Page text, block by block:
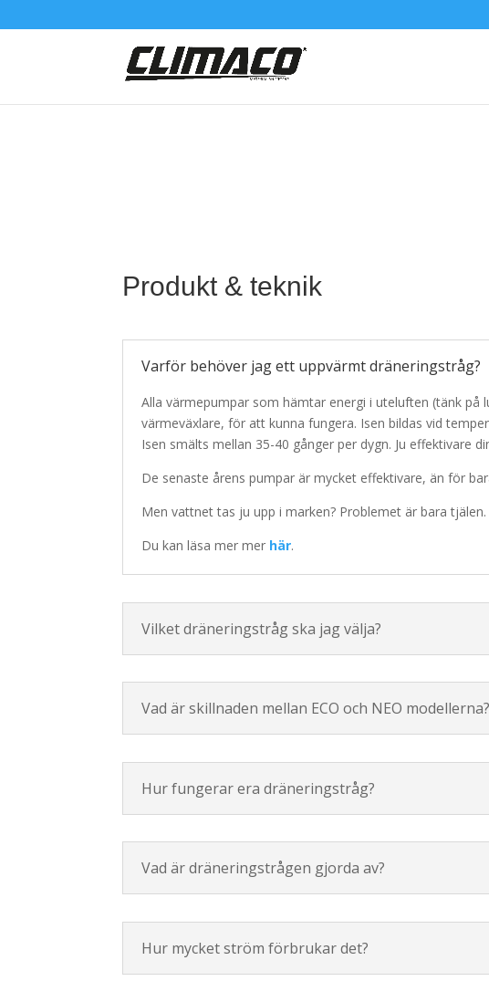
Produkt & teknik
Varför behöver jag ett uppvärmt dräneringstråg?
Alla värmepumpar som hämtar energi i uteluften (tänk
värmeväxlare, för att kunna fungera. Isen bildas vid
Isen smälts mellan 35-40 gånger per dygn. Ju effektivare
De senaste årens pumpar är mycket effektivare, än för
Men vattnet tas ju upp i marken? Problemet är bara
Du kan läsa mer mer här.
Vilket dräneringstråg ska jag välja?
Vad är skillnaden mellan ECO och NEO modellerna?
Hur fungerar era dräneringstråg?
Vad är dräneringstrågen gjorda av?
Hur mycket ström förbrukar det?